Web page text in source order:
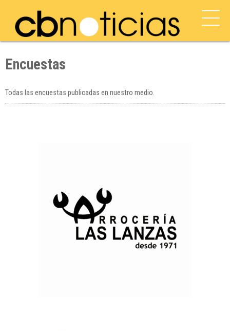
Encuestas
Todas las encuestas publicadas en nuestro medio.